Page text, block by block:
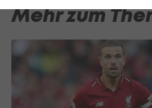
Mehr zum